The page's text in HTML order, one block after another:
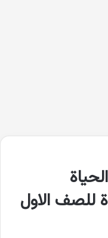
للصف الاول